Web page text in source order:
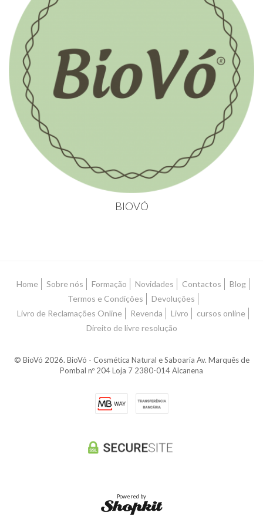
BIOVÓ
Home Sobre nós Formação Novidades Contactos
Blog
Termos e Condições
Devoluções
Livro de Reclamações Online
Revenda Livro
cursos online
Direito de livre resolução
© BioVó 2026. BioVó - Cosmética Natural e Saboaria Av. Marquês de
Pombal nº 204 Loja 7 2380-014 Alcanena
Powered by